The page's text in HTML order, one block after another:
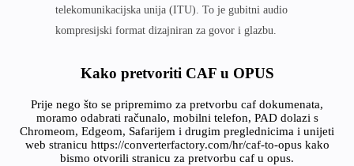
telekomunikacijska unija (ITU). To je gubitni audio
kompresijski format dizajniran za govor i glazbu.
Kako pretvoriti CAF u OPUS
Prije nego što se pripremimo za pretvorbu caf dokumenata,
moramo odabrati računalo, mobilni telefon, PAD dolazi s
Chromeom, Edgeom, Safarijem i drugim preglednicima i unijeti
web stranicu https://converterfactory.com/hr/caf-to-opus kako
bismo otvorili stranicu za pretvorbu caf u opus.